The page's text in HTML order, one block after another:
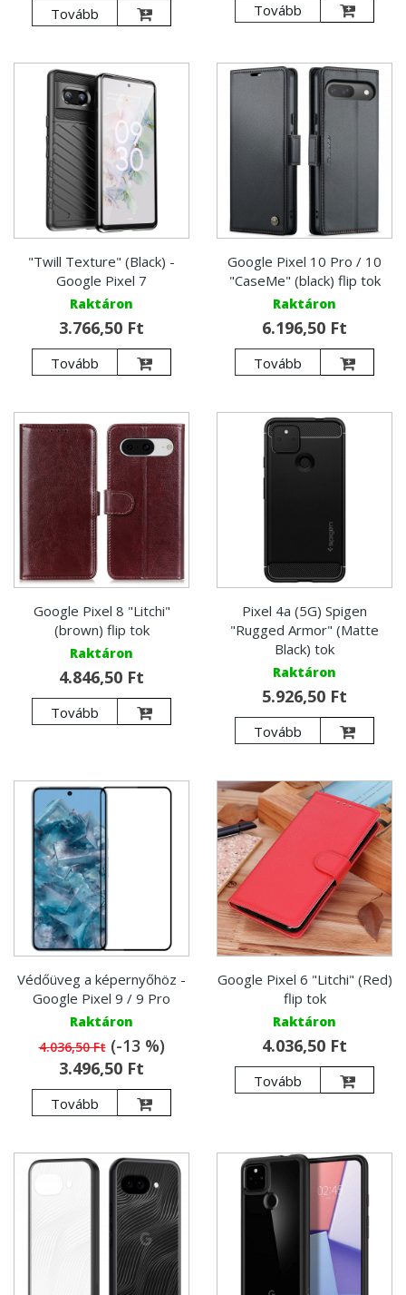
Tovább Tovább
"Twill Texture" (Black) -
Google Pixel 7
Raktáron
3.766,50 Ft
Tovább
Google Pixel 10 Pro / 10
"CaseMe" (black) flip tok
Raktáron
6.196,50 Ft
Tovább
Google Pixel 8 "Litchi"
(brown) flip tok
Raktáron
4.846,50 Ft
Tovább
Pixel 4a (5G) Spigen
"Rugged Armor" (Matte
Black) tok
Raktáron
5.926,50 Ft
Tovább
Védőüveg a képernyőhöz -
Google Pixel 9 / 9 Pro
Raktáron
4.036,50 Ft(-13 %)
3.496,50 Ft
Tovább
Google Pixel 6 "Litchi" (Red)
flip tok
Raktáron
4.036,50 Ft
Tovább